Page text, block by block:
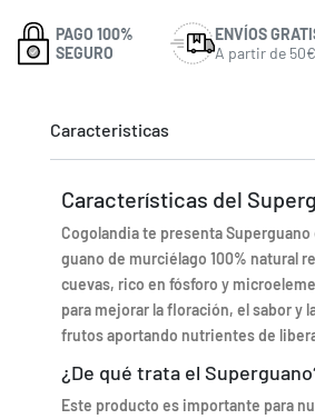
PAGO 100%
SEGURO
ENVÍOS
A partir de 50€
Caracteristicas
Características del
Cogolandia te presenta Superguano
guano de murciélago 100% natural
cuevas, rico en fósforo y
para mejorar la floración, el sabor y
frutos aportando nutrientes de
¿De qué trata el
Este producto es importante para